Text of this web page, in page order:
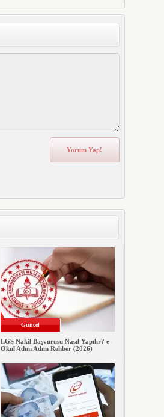
Güncel
LGS Nakil Başvurusu Nasıl Yapılır? e-
Okul Adım Adım Rehber (2026)